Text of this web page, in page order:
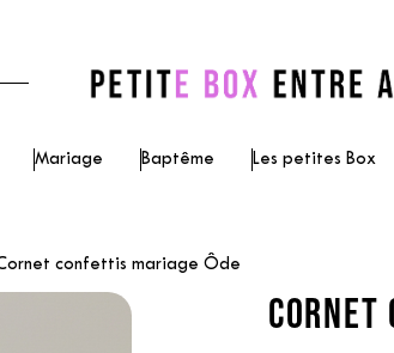
Mariage Baptême Les petites Box
confettis mariage Ôde